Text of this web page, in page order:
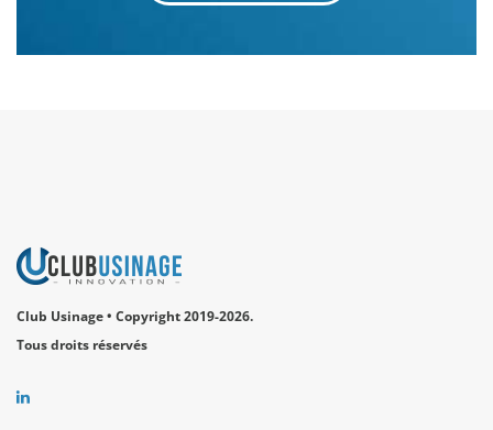
Club Usinage • Copyright 2019-2026.
Tous droits réservés